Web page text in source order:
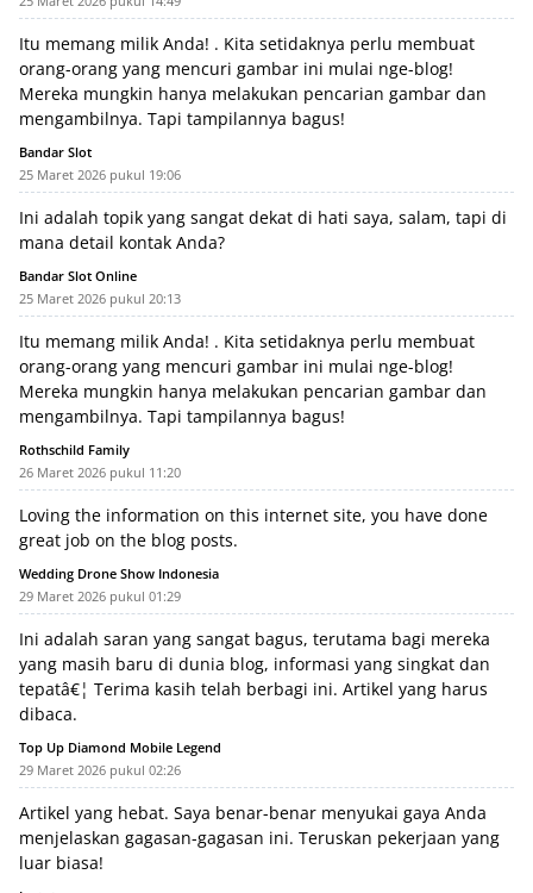
Itu memang milik Anda! . Kita setidaknya perlu membuat
orang-orang yang mencuri gambar ini mulai nge-blog!
Mereka mungkin hanya melakukan pencarian gambar dan
mengambilnya. Tapi tampilannya bagus!
Bandar Slot
25 Maret 2026 pukul 19:06
Ini adalah topik yang sangat dekat di hati saya, salam, tapi di
mana detail kontak Anda?
Bandar Slot Online
25 Maret 2026 pukul 20:13
Itu memang milik Anda! . Kita setidaknya perlu membuat
orang-orang yang mencuri gambar ini mulai nge-blog!
Mereka mungkin hanya melakukan pencarian gambar dan
mengambilnya. Tapi tampilannya bagus!
Rothschild Family
26 Maret 2026 pukul 11:20
Loving the information on this internet site, you have done
great job on the blog posts.
Wedding Drone Show Indonesia
29 Maret 2026 pukul 01:29
Ini adalah saran yang sangat bagus, terutama bagi mereka
yang masih baru di dunia blog, informasi yang singkat dan
tepatâ€¦ Terima kasih telah berbagi ini. Artikel yang harus
dibaca.
Top Up Diamond Mobile Legend
29 Maret 2026 pukul 02:26
Artikel yang hebat. Saya benar-benar menyukai gaya Anda
menjelaskan gagasan-gagasan ini. Teruskan pekerjaan yang
luar biasa!